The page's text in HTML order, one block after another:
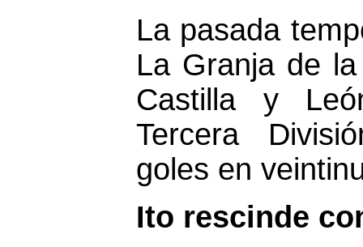
La pasada
La Granja de
Castilla y
Tercera
goles en
Ito rescinde